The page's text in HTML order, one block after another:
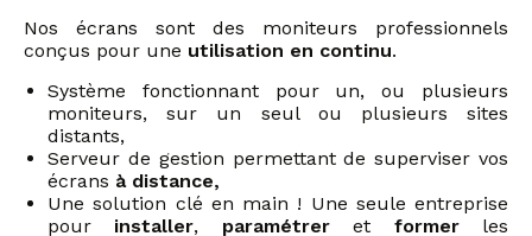
Nos écrans sont des moniteurs professionnels
conçus pour une utilisation en continu.
Système fonctionnant pour un, ou plusieurs
moniteurs, sur un seul ou plusieurs sites
distants,
Serveur de gestion permettant de superviser vos
écrans à distance,
Une solution clé en main ! Une seule entreprise
pour installer, paramétreret former les